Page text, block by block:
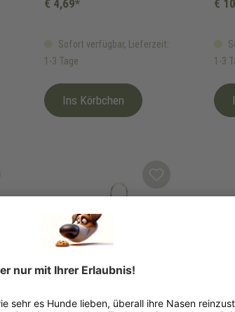
Sofort verfügbar, Lieferzeit:
1-3 Tage
€ 4,69*
Ins Körbchen
1-3
€